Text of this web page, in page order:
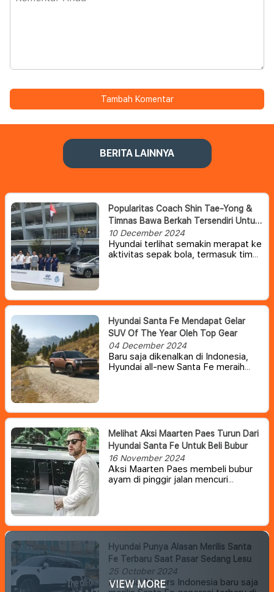
Tambah Komentar
BERITA LAINNYA
Popularitas Coach Shin Tae-Yong &
Timnas Bawa Berkah Tersendiri Untuk
Hyundai Indonesia
10 December 2024
Hyundai terlihat semakin merapat ke
aktivitas sepak bola, termasuk tim
membuat viral All New Hyundai
Santa Fe.
Hyundai Santa Fe Mendapat Gelar
SUV Of The Year Oleh Top Gear
04 December 2024
Baru saja dikenalkan di Indonesia,
Hyundai all-new Santa Fe meraih
pujian atas kombinasi nilai, gaya, dan
kemampuannya untuk menyesuaikan
berbagai kebutuhan.
Melihat Aksi Maarten Paes Turun Dari
Hyundai Santa Fe Untuk Beli Bubur
16 November 2024
Aksi Maarten Paes membeli bubur
ayam di pinggir jalan mencuri
Hyundai Punya Alasan Merilis Santa
Fe Terbaru Saat Pasar Sedang Lesu
25 October 2024
Hyundai Motors Indonesia baru saja
VIEW MORE